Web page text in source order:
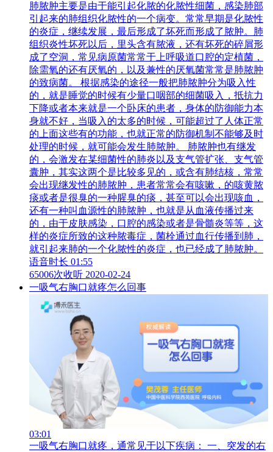
肺脓肿主要是由于能引起化脓的化脓性细菌，感染肺部
引起来的肺组织化脓性的一个病变。常常早期是化脓性
的炎症，继续发展，最后形成了坏死而形成了脓肿。肺
组织炎性坏死以后，里头含有脓液，还有坏死的碎屑形
成了空洞，常见病原菌常常于上呼吸道口腔的定植菌，
除需氧的还有厌氧的，以及兼性的厌氧菌常常是肺脓肿
的致病菌。 根据感染的途径一般把肺脓肿分为吸入性
的，就是睡觉的时候有少量口咽部的细菌吸入，抵抗力
下降或者本来就是一个卧床的患者，身体的防御能力本
身就不好，当吸入的太多的时候，可能超过了人体正常
的上面这些有的功能，也就正常的防御机制不能够及时
处理的时候，就可能会发生肺脓肿。 肺脓肿也有继发
的，会激发在某细菌性的肺炎以及支气管扩张、支气管
囊肿，其实这两个是比较多见的，或含有肺结核，常常
会出现继发性的肺脓肿，患者常常会有咳嗽，的咳黄脓
痰或者是很臭的一种腥臭的痰，甚至可以会出现咳血，
还有一种叫血源性的肺脓肿，也就是从血液传播过来
的，由于皮肤感染，口腔的感染或者是骨髓炎等等，这
样的炎症所致的这种脓毒症，菌栓通过血行传播到肺，
就引起来肺的一个化脓性的炎症，也已经成了肺脓肿。
语音时长 01:55
65006次收听 2020-02-24
一吸气右胸口就疼怎么回事
03:01
一吸气右胸口就疼，通常见于以下疾病： 一、突发的右